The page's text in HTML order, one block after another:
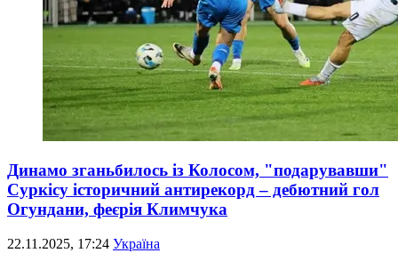
Динамо зганьбилось із Колосом, "подарувавши"
Суркісу історичний антирекорд – дебютний гол
Огундани, феєрія Климчука
22.11.2025, 17:24 Україна